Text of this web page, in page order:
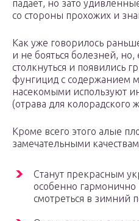
падает, но зато
со стороны прохожих и
Как уже говорилось
и не бояться болезней,
столкнуться и появились
фунгицид с содержанием
насекомыми используют
(отрава для колорадского
Кроме всего этого алые
замечательными
Станут прекрасным
особенно гармонично
смотреться в зимний